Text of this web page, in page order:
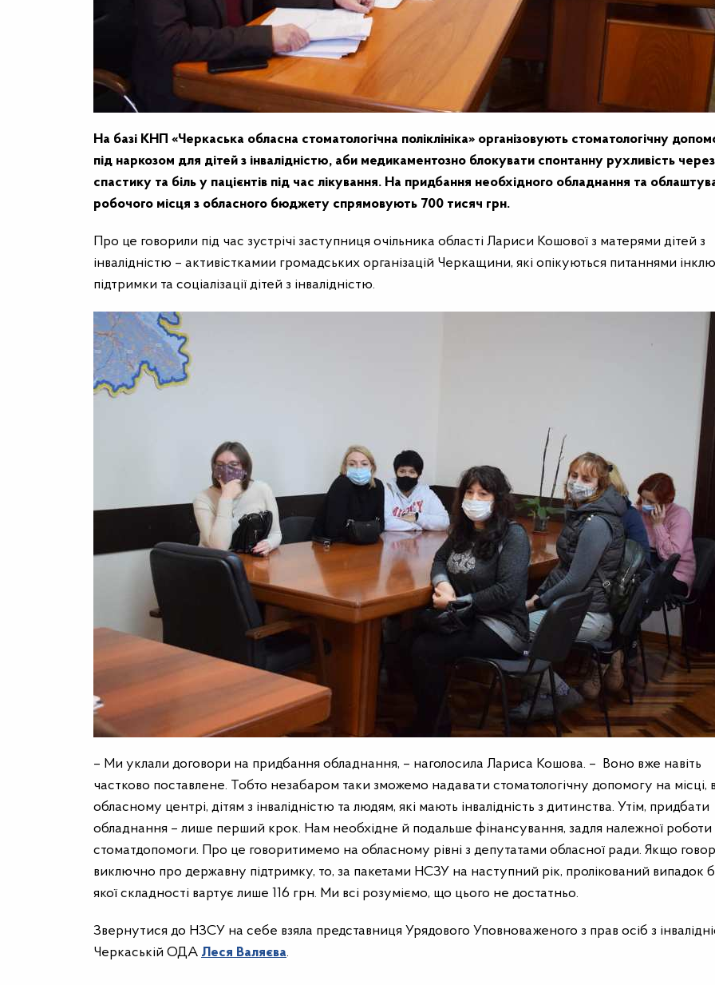
На базі КНП «Черкаська обласна стоматологічна поліклініка» організовують стоматологічну
під наркозом для дітей з інвалідністю, аби медикаментозно блокувати спонтанну рухливість через
спастику та біль у пацієнтів під час лікування. На придбання необхідного обладнання та
робочого місця з обласного бюджету спрямовують 700 тисяч грн.
Про це говорили під час зустрічі заступниця очільника області Лариси Кошової з матерями дітей з
інвалідністю – активісткамии громадських організацій Черкащини, які опікуються питаннями
підтримки та соціалізації дітей з інвалідністю.
– Ми уклали договори на придбання обладнання, – наголосила Лариса Кошова. – Воно вже навіть
частково поставлене. Тобто незабаром таки зможемо надавати стоматологічну допомогу на місці,
обласному центрі, дітям з інвалідністю та людям, які мають інвалідність з дитинства. Утім, придбати
обладнання – лише перший крок. Нам необхідне й подальше фінансування, задля належної роботи
стоматдопомоги. Про це говоритимемо на обласному рівні з депутатами обласної ради. Якщо
виключно про державну підтримку, то, за пакетами НСЗУ на наступний рік, пролікований випадок
якої складності вартує лише 116 грн. Ми всі розуміємо, що цього не достатньо.
Звернутися до НЗСУ на себе взяла представниця Урядового Уповноваженого з прав осіб з
Черкаській ОДА Леся Валяєва.